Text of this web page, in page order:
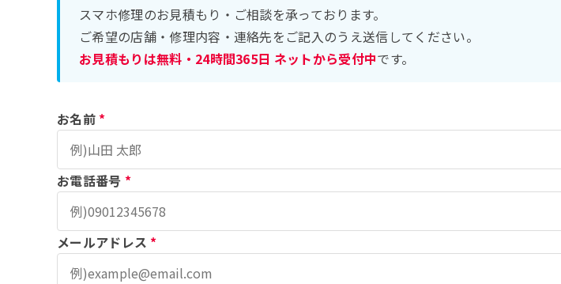
スマホ修理のお見積もり・ご相談を承っております。
ご希望の店舗・修理内容・連絡先をご記入のうえ送信してください。
お見積もりは無料・24時間365日 ネットから受付中です。
お名前 *
お電話番号 *
メールアドレス *